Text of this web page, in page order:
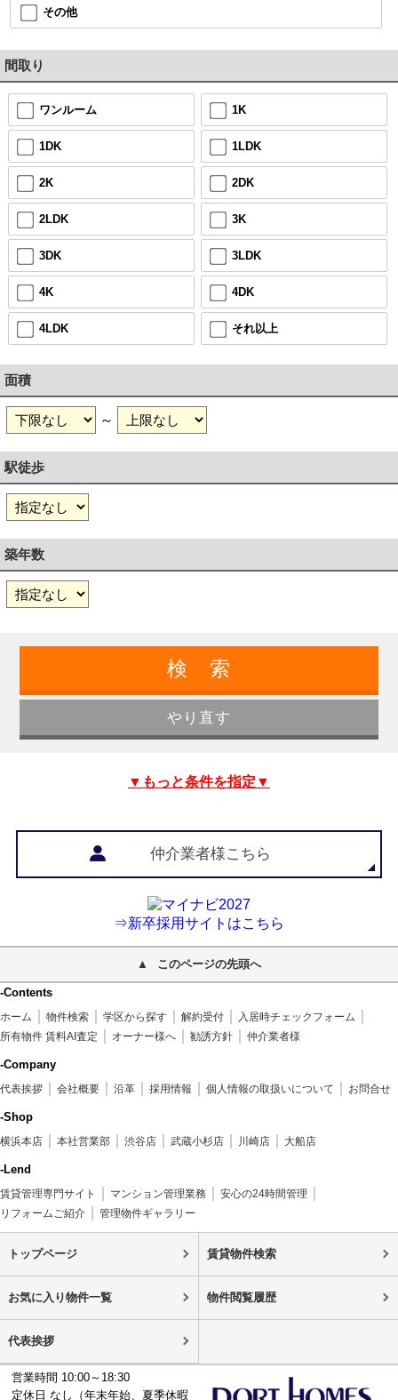
その他
間取り
ワンルーム 1K
1DK 1LDK
2K 2DK
2LDK 3K
3DK 3LDK
4K 4DK
4LDK それ以上
面積
～
駅徒歩
築年数
▼もっと条件を指定▼
仲介業者様こちら
⇒新卒採用サイトはこちら
このページの先頭へ
-Contents
ホーム 物件検索 学区から探す 解約受付
入居時チェックフォーム
所有物件 賃料AI査定
オーナー様へ 勧誘方針 仲介業者様
-Company
代表挨拶 会社概要 沿革 採用情報 個人情報の取扱いについて お問合せ
-Shop
横浜本店 本社営業部 渋谷店 武蔵小杉店 川崎店 大船店
-Lend
賃貸管理専門サイト マンション管理業務
安心の24時間管理
リフォームご紹介
管理物件ギャラリー
トップページ 賃貸物件検索
お気に入り物件一覧 物件閲覧履歴
代表挨拶
営業時間 10:00～18:30
定休日 なし（年末年始、夏季休暇